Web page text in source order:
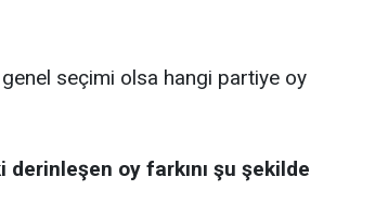
genel seçimi olsa hangi partiye oy
derinleşen oy farkını şu şekilde